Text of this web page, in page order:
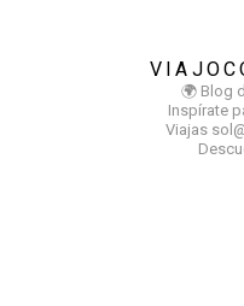
🌍 Blog
Inspírate
Viajas